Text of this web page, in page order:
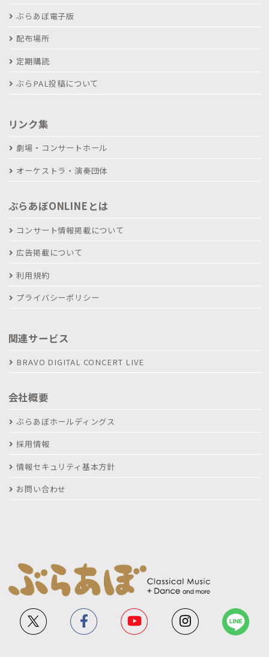
ぶらあぼ電子版
配布場所
定期購読
ぶらPAL投稿について
リンク集
劇場・コンサートホール
オーケストラ・演奏団体
ぶらあぼONLINEとは
コンサート情報掲載について
広告掲載について
利用規約
プライバシーポリシー
関連サービス
BRAVO DIGITAL CONCERT LIVE
会社概要
ぶらあぼホールディングス
採用情報
情報セキュリティ基本方針
お問い合わせ